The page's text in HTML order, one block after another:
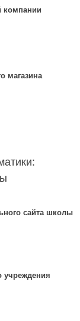
компании
магазина
сайта школы
учреждения